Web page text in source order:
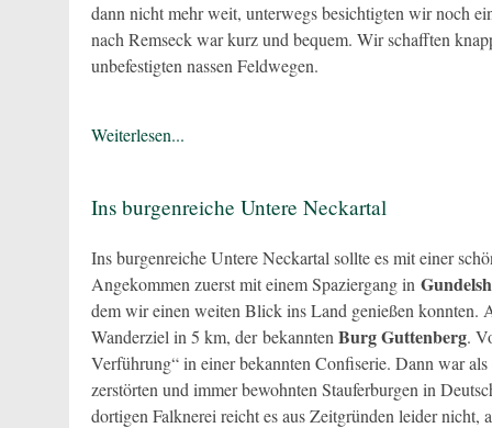
dann nicht mehr weit, unterwegs besichtigten wir noch
nach Remseck war kurz und bequem. Wir schafften
unbefestigten nassen Feldwegen.
Weiterlesen...
Ins burgenreiche Untere Neckartal
Ins burgenreiche Untere Neckartal sollte es mit einer
Angekommen zuerst mit einem Spaziergang in
dem wir einen weiten Blick ins Land genießen konnten.
Wanderziel in 5 km, der bekannten Burg Guttenberg.
Verführung“ in einer bekannten Confiserie. Dann war
zerstörten und immer bewohnten Stauferburgen in
dortigen Falknerei reicht es aus Zeitgründen leider